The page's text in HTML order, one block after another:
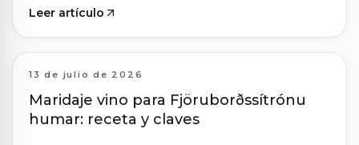
Leer artículo
13 de julio de 2026
Maridaje vino para Fjöruborðssítrónu
humar: receta y claves